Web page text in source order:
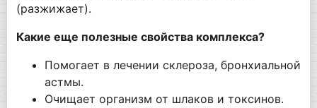
(разжижает).
Какие еще полезные свойства комплекса?
Помогает в лечении склероза, бронхиальной
астмы.
Очищает организм от шлаков и токсинов.